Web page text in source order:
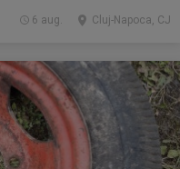
Cluj-Napoca, CJ
6 aug.